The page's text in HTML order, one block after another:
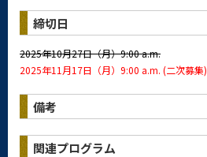
締切日
2025年10月27日（月）9:00 a.m.
2025年11月17日（月）9:00 a.m. (二次募集)
備考
関連プログラム